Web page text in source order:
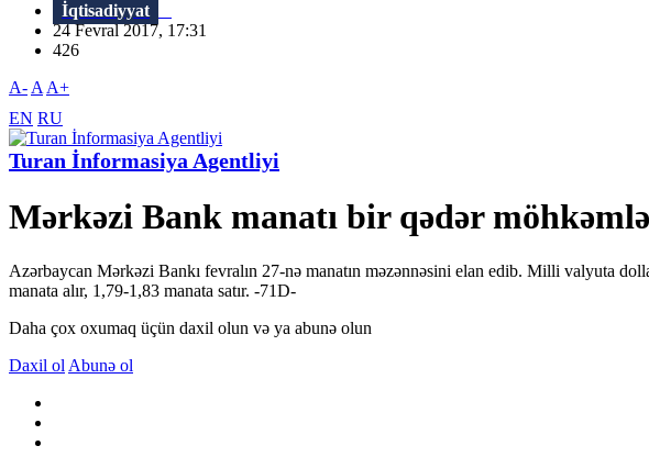
İqtisadiyyat
24 Fevral 2017, 17:31
426
A- A A+
EN RU
Turan İnformasiya Agentliyi
Mərkəzi Bank manatı bir qədər
Azərbaycan Mərkəzi Bankı fevralın 27-nə manatın məzənnəsini elan edib. Milli valyuta
manata alır, 1,79-1,83 manata satır. -71D-
Daha çox oxumaq üçün daxil olun və ya abunə olun
Daxil ol Abunə ol